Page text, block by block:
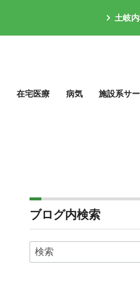
土岐
在宅医療 病気 施設系サ
ブログ内検索